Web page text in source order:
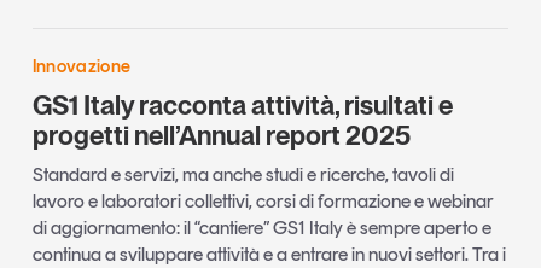
Innovazione
GS1 Italy racconta attività, risultati e
progetti nell’Annual report 2025
Standard e servizi, ma anche studi e ricerche, tavoli di
lavoro e laboratori collettivi, corsi di formazione e webinar
di aggiornamento: il “cantiere” GS1 Italy è sempre aperto e
continua a sviluppare attività e a entrare in nuovi settori. Tra i